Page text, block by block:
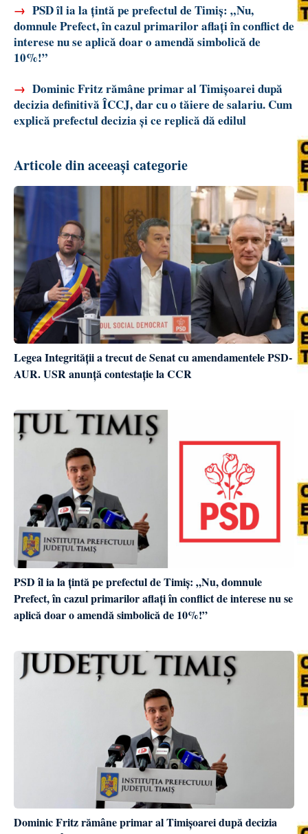
→ PSD îl ia la țintă pe prefectul de Timiș: „Nu,
domnule Prefect, în cazul primarilor aflați în conflict de
interese nu se aplică doar o amendă simbolică de
10%!”
→ Dominic Fritz rămâne primar al Timișoarei după
decizia definitivă ÎCCJ, dar cu o tăiere de salariu. Cum
explică prefectul decizia și ce replică dă edilul
Articole din aceeași categorie
Legea Integrității a trecut de Senat cu amendamentele PSD-
AUR. USR anunță contestație la CCR
PSD îl ia la țintă pe prefectul de Timiș: „Nu, domnule
Prefect, în cazul primarilor aflați în conflict de interese nu se
aplică doar o amendă simbolică de 10%!”
Dominic Fritz rămâne primar al Timișoarei după decizia